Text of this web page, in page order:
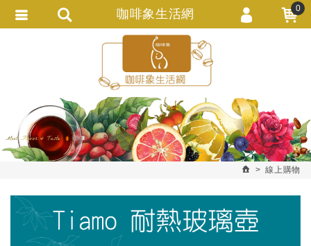
線上購物
咖啡象生活網 0
會員登入
會員註冊
訂單查詢
追蹤清單
繁體中文